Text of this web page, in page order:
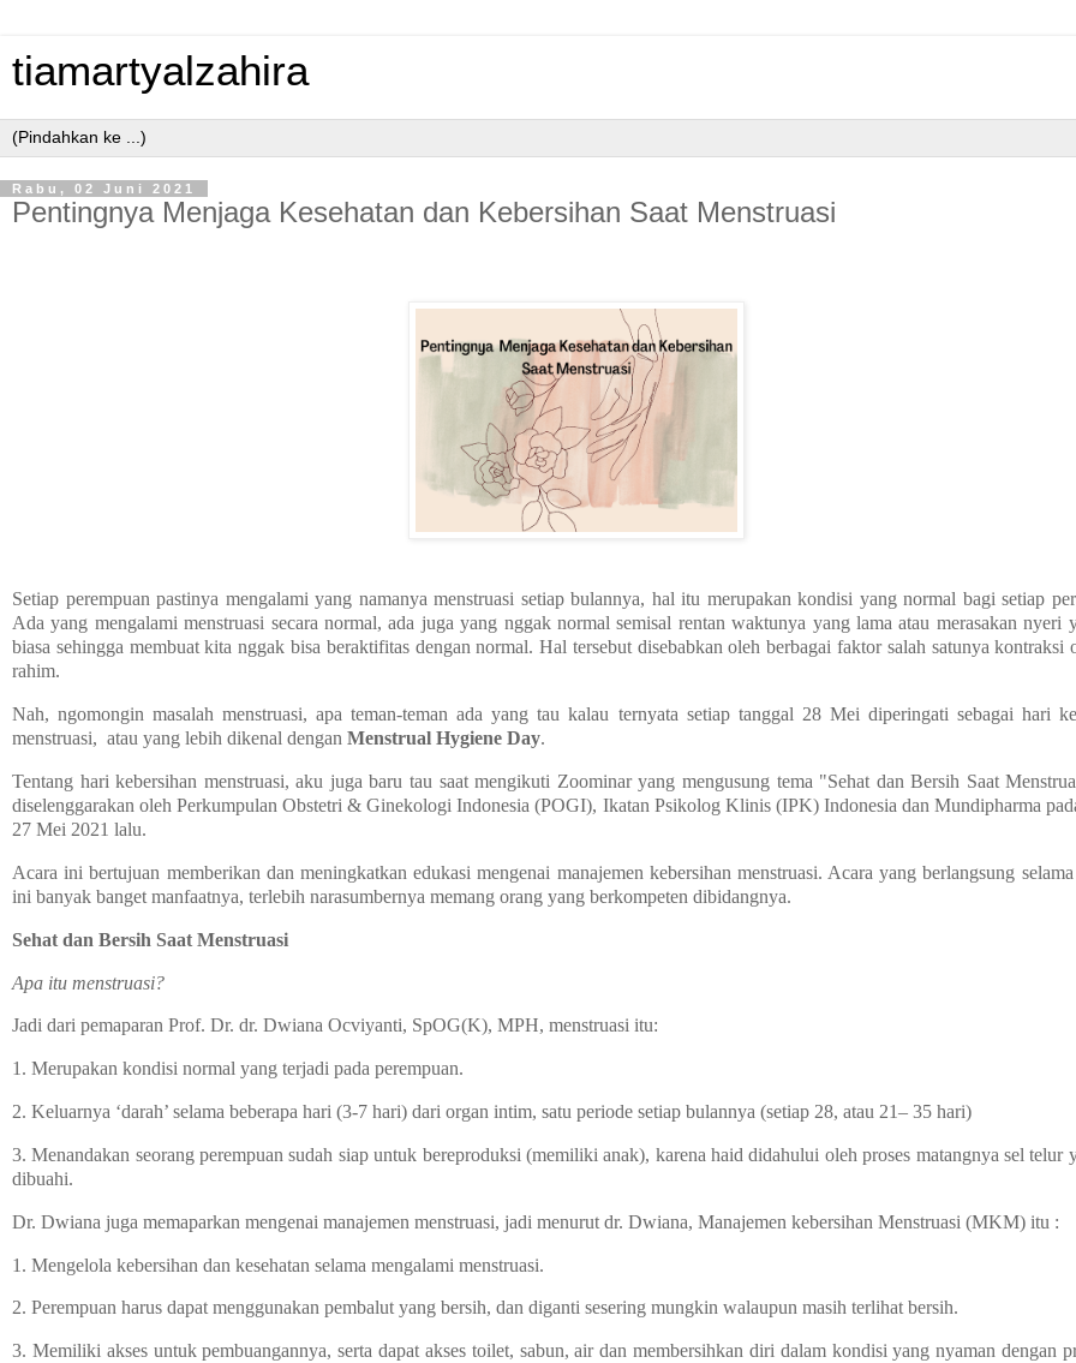
tiamartyalzahira
Rabu, 02 Juni 2021
Pentingnya Menjaga Kesehatan dan Kebersihan Saat Menstruasi
Setiap perempuan pastinya mengalami yang namanya menstruasi setiap bulannya, hal itu merupakan kondisi yang normal bagi setiap
Ada yang mengalami menstruasi secara normal, ada juga yang nggak normal semisal rentan waktunya yang lama atau merasakan nyeri
biasa sehingga membuat kita nggak bisa beraktifitas dengan normal. Hal tersebut disebabkan oleh berbagai faktor salah satunya kontraksi
rahim.
Nah, ngomongin masalah menstruasi, apa teman-teman ada yang tau kalau ternyata setiap tanggal 28 Mei diperingati sebagai hari
menstruasi, atau yang lebih dikenal dengan Menstrual Hygiene Day.
Tentang hari kebersihan menstruasi, aku juga baru tau saat mengikuti Zoominar yang mengusung tema "Sehat dan Bersih Saat
diselenggarakan oleh Perkumpulan Obstetri & Ginekologi Indonesia (POGI), Ikatan Psikolog Klinis (IPK) Indonesia dan Mundipharma
27 Mei 2021 lalu.
Acara ini bertujuan memberikan dan meningkatkan edukasi mengenai manajemen kebersihan menstruasi. Acara yang berlangsung
ini banyak banget manfaatnya, terlebih narasumbernya memang orang yang berkompeten dibidangnya.
Sehat dan Bersih Saat Menstruasi
Apa itu menstruasi?
Jadi dari pemaparan Prof. Dr. dr. Dwiana Ocviyanti, SpOG(K), MPH, menstruasi itu:
1. Merupakan kondisi normal yang terjadi pada perempuan.
2. Keluarnya ‘darah’ selama beberapa hari (3-7 hari) dari organ intim, satu periode setiap bulannya (setiap 28, atau 21– 35 hari)
3. Menandakan seorang perempuan sudah siap untuk bereproduksi (memiliki anak), karena haid didahului oleh proses matangnya sel telur
dibuahi.
Dr. Dwiana juga memaparkan mengenai manajemen menstruasi, jadi menurut dr. Dwiana, Manajemen kebersihan Menstruasi (MKM) itu :
1. Mengelola kebersihan dan kesehatan selama mengalami menstruasi.
2. Perempuan harus dapat menggunakan pembalut yang bersih, dan diganti sesering mungkin walaupun masih terlihat bersih.
3. Memiliki akses untuk pembuangannya, serta dapat akses toilet, sabun, air dan membersihkan diri dalam kondisi yang nyaman dengan